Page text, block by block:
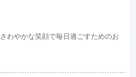
わやかな笑顔で毎日過ごすためのお